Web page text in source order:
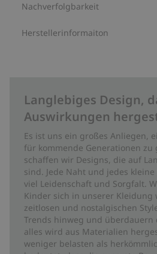
Nachverfolgbarkeit
Herstellerinformaiton
Langlebiges Design,
Auswirkungen
Es ist uns ein großes Anliegen,
für kommende Generationen zu
schaffen wir Designs, die auf
sind. Jede Naht und jedes
viel Leidenschaft und Sorgfalt.
Kinder sich in unserer Kleidung
zeitlosen und nostalgischen
Trends hinweg und überdauern
alles wird aus Materialien
weniger belasten als